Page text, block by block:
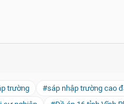
trường #sáp nhập trường cao